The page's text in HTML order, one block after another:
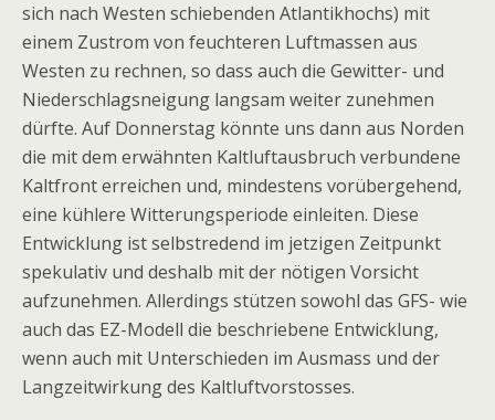
sich nach Westen schiebenden Atlantikhochs) mit
einem Zustrom von feuchteren Luftmassen aus
Westen zu rechnen, so dass auch die Gewitter- und
Niederschlagsneigung langsam weiter zunehmen
dürfte. Auf Donnerstag könnte uns dann aus Norden
die mit dem erwähnten Kaltluftausbruch verbundene
Kaltfront erreichen und, mindestens vorübergehend,
eine kühlere Witterungsperiode einleiten. Diese
Entwicklung ist selbstredend im jetzigen Zeitpunkt
spekulativ und deshalb mit der nötigen Vorsicht
aufzunehmen. Allerdings stützen sowohl das GFS- wie
auch das EZ-Modell die beschriebene Entwicklung,
wenn auch mit Unterschieden im Ausmass und der
Langzeitwirkung des Kaltluftvorstosses.